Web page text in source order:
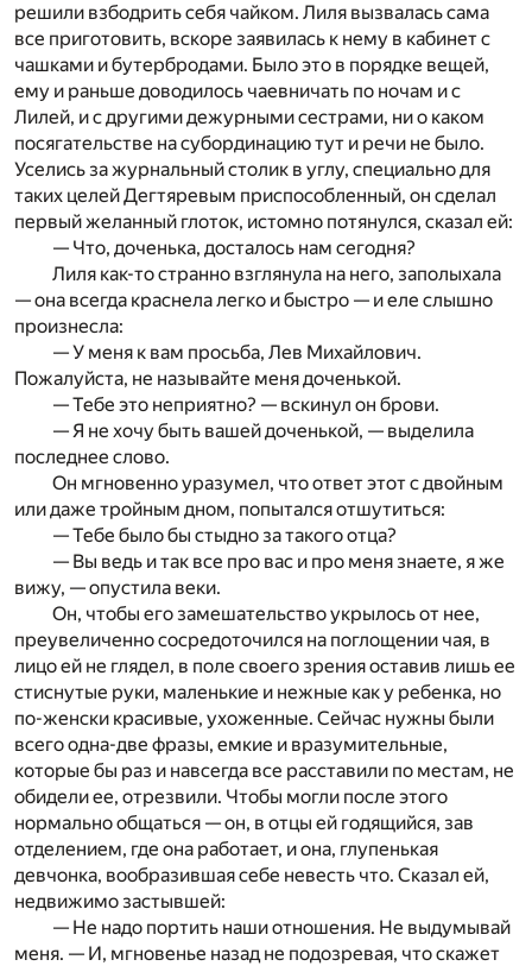
решили взбодрить себя чайком. Лиля вызвалась сама
все приготовить, вскоре заявилась к нему в кабинет с
чашками и бутербродами. Было это в порядке вещей,
ему и раньше доводилось чаевничать по ночам и с
Лилей, и с другими дежурными сестрами, ни о каком
посягательстве на субординацию тут и речи не было.
Уселись за журнальный столик в углу, специально для
таких целей Дегтяревым приспособленный, он сделал
первый желанный глоток, истомно потянулся, сказал ей:
— Что, доченька, досталось нам сегодня?
Лиля как-то странно взглянула на него, заполыхала
— она всегда краснела легко и быстро — и еле слышно
произнесла:
— У меня к вам просьба, Лев Михайлович.
Пожалуйста, не называйте меня доченькой.
— Тебе это неприятно? — вскинул он брови.
— Я не хочу быть вашей доченькой, — выделила
последнее слово.
Он мгновенно уразумел, что ответ этот с двойным
или даже тройным дном, попытался отшутиться:
— Тебе было бы стыдно за такого отца?
— Вы ведь и так все про вас и про меня знаете, я же
вижу, — опустила веки.
Он, чтобы его замешательство укрылось от нее,
преувеличенно сосредоточился на поглощении чая, в
лицо ей не глядел, в поле своего зрения оставив лишь ее
стиснутые руки, маленькие и нежные как у ребенка, но
по-женски красивые, ухоженные. Сейчас нужны были
всего одна-две фразы, емкие и вразумительные,
которые бы раз и навсегда все расставили по местам, не
обидели ее, отрезвили. Чтобы могли после этого
нормально общаться — он, в отцы ей годящийся, зав
отделением, где она работает, и она, глупенькая
девчонка, вообразившая себе невесть что. Сказал ей,
недвижимо застывшей:
— Не надо портить наши отношения. Не выдумывай
меня. — И, мгновенье назад не подозревая, что скажет